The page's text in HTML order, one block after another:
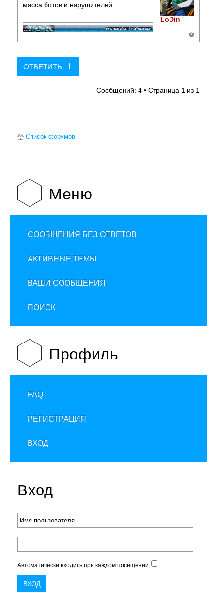
масса ботов и нарушителей.
LoDin
ОТВЕТИТЬ
Сообщений: 4 • Страница 1 из 1
Список форумов
Меню
СООБЩЕНИЯ БЕЗ ОТВЕТОВ
АКТИВНЫЕ ТЕМЫ
ВАШИ СООБЩЕНИЯ
ПОИСК
Профиль
FAQ
РЕГИСТРАЦИЯ
ВХОД
Вход
Автоматически входить при каждом посещении